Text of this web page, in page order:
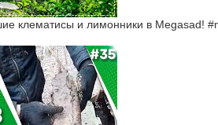
клематисы и лимонники в Megasad!